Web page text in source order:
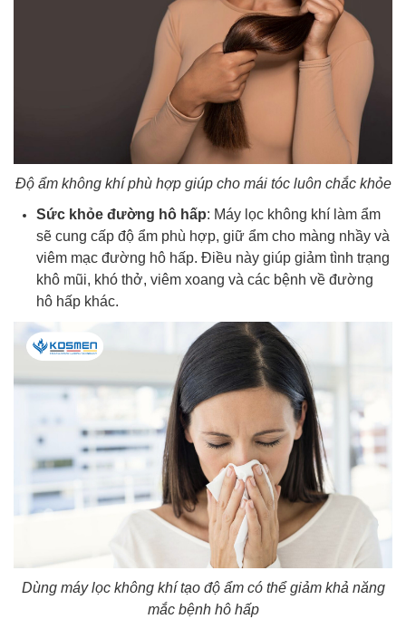
Độ ẩm không khí phù hợp giúp cho mái tóc luôn chắc khỏe
Sức khỏe đường hô hấp: Máy lọc không khí làm ẩm
sẽ cung cấp độ ẩm phù hợp, giữ ẩm cho màng nhầy và
viêm mạc đường hô hấp. Điều này giúp giảm tình trạng
khô mũi, khó thở, viêm xoang và các bệnh về đường
hô hấp khác.
Dùng máy lọc không khí tạo độ ẩm có thể giảm khả năng
mắc bệnh hô hấp